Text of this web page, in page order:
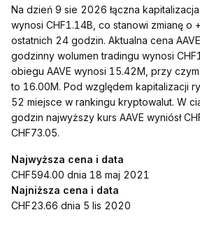
Na dzień 9 sie 2026 łączna
wynosi CHF1.14B, co stanowi zmianę o
ostatnich 24 godzin. Aktualna cena
godzinny wolumen tradingu wynosi
obiegu AAVE wynosi 15.42M, przy
to 16.00M. Pod względem kapitalizacji
52 miejsce w rankingu kryptowalut. W
godzin najwyższy kurs AAVE wyniósł
CHF73.05.
Najwyższa cena i data
CHF594.00 dnia 18 maj 2021
Najniższa cena i data
CHF23.66 dnia 5 lis 2020